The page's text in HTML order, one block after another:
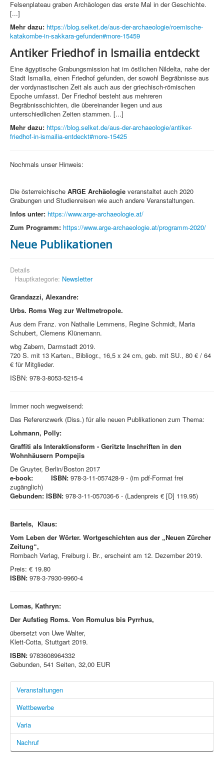
Felsenplateau graben Archäologen das erste Mal in der Geschichte.
[...]
Mehr dazu: https://blog.selket.de/aus-der-archaeologie/roemische-
katakombe-in-sakkara-gefunden#more-15459
Antiker Friedhof in Ismailia entdeckt
Eine ägyptische Grabungsmission hat im östlichen Nildelta, nahe der
Stadt Ismailia, einen Friedhof gefunden, der sowohl Begräbnisse aus
der vordynastischen Zeit als auch aus der griechisch-römischen
Epoche umfasst. Der Friedhof besteht aus mehreren
Begräbnisschichten, die übereinander liegen und aus
unterschiedlichen Zeiten stammen. [...]
Mehr dazu: https://blog.selket.de/aus-der-archaeologie/antiker-
friedhof-in-ismailia-entdeckt#more-15425
Nochmals unser Hinweis:
Die österreichische ARGE Archäologie veranstaltet auch 2020
Grabungen und Studienreisen wie auch andere Veranstaltungen.
Infos unter: https://www.arge-archaeologie.at/
Zum Programm: https://www.arge-archaeologie.at/programm-2020/
Neue Publikationen
Details
Hauptkategorie: Newsletter
Grandazzi, Alexandre:
Urbs. Roms Weg zur Weltmetropole.
Aus dem Franz. von Nathalie Lemmens, Regine Schmidt, Maria
Schubert, Clemens Klünemann.
wbg Zabern, Darmstadt 2019.
720 S. mit 13 Karten., Bibliogr., 16,5 x 24 cm, geb. mit SU., 80 € / 64
€ für Mitglieder.
ISBN: 978-3-8053-5215-4
Immer noch wegweisend:
Das Referenzwerk (Diss.) für alle neuen Publikationen zum Thema:
Lohmann, Polly:
Graffiti als Interaktionsform - Geritzte Inschriften in den
Wohnhäusern Pompejis
De Gruyter, Berlin/Boston 2017
e-book: ISBN: 978-3-11-057428-9 - (im pdf-Format frei
zugänglich)
Gebunden: ISBN: 978-3-11-057036-6 - (Ladenpreis € [D] 119.95)
Bartels, Klaus:
Vom Leben der Wörter. Wortgeschichten aus der „Neuen Zürcher
Zeitung“,
Rombach Verlag, Freiburg i. Br., erscheint am 12. Dezember 2019.
Preis: € 19.80
ISBN: 978-3-7930-9960-4
Lomas, Kathryn:
Der Aufstieg Roms. Von Romulus bis Pyrrhus,
übersetzt von Uwe Walter,
Klett-Cotta, Stuttgart 2019.
ISBN: 9783608964332
Gebunden, 541 Seiten, 32,00 EUR
Veranstaltungen
Wettbewerbe
Varia
Nachruf